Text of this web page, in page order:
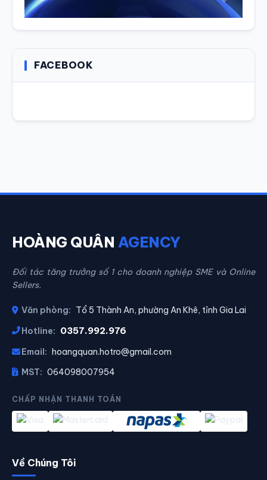
FACEBOOK
HOÀNG QUÂN AGENCY
Đối tác tăng trưởng số 1 cho doanh nghiệp SME và Online
Sellers.
Văn phòng: Tổ 5 Thành An, phường An Khê, tỉnh Gia Lai
Hotline: 0357.992.976
Email: hoangquan.hotro@gmail.com
MST: 064098007954
CHẤP NHẬN THANH TOÁN
Về Chúng Tôi